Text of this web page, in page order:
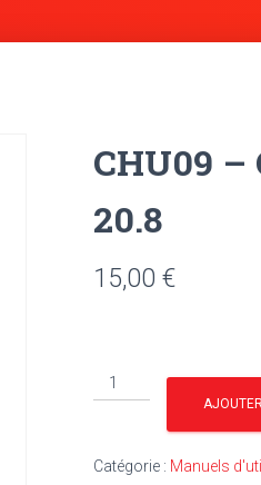
CHU09 –
20.8
15,00 €
quantité
de
CHARRUE
Catégorie : Manuels